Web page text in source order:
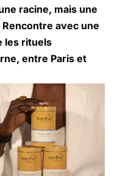
racine, mais une
avec une
les rituels
entre Paris et